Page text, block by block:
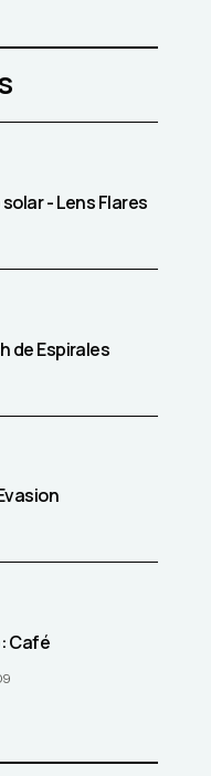
- Lens Flares
de Espirales
Café